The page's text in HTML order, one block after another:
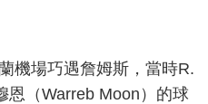
機場巧遇詹姆斯，當時R.
恩（Warreb Moon）的球